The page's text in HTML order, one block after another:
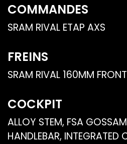
COMMANDES
SRAM RIVAL ETAP AXS
FREINS
SRAM RIVAL 160MM
COCKPIT
ALLOY STEM, FSA
HANDLEBAR, INTEGRATED